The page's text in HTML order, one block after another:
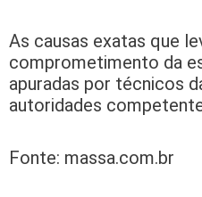
As causas exatas que
comprometimento da
apuradas por técnicos
autoridades
Fonte: massa.com.br